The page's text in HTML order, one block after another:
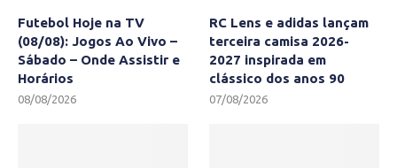
Futebol Hoje na TV
(08/08): Jogos Ao Vivo –
Sábado – Onde Assistir e
Horários
08/08/2026
RC Lens e adidas lançam
terceira camisa 2026-
2027 inspirada em
clássico dos anos 90
07/08/2026